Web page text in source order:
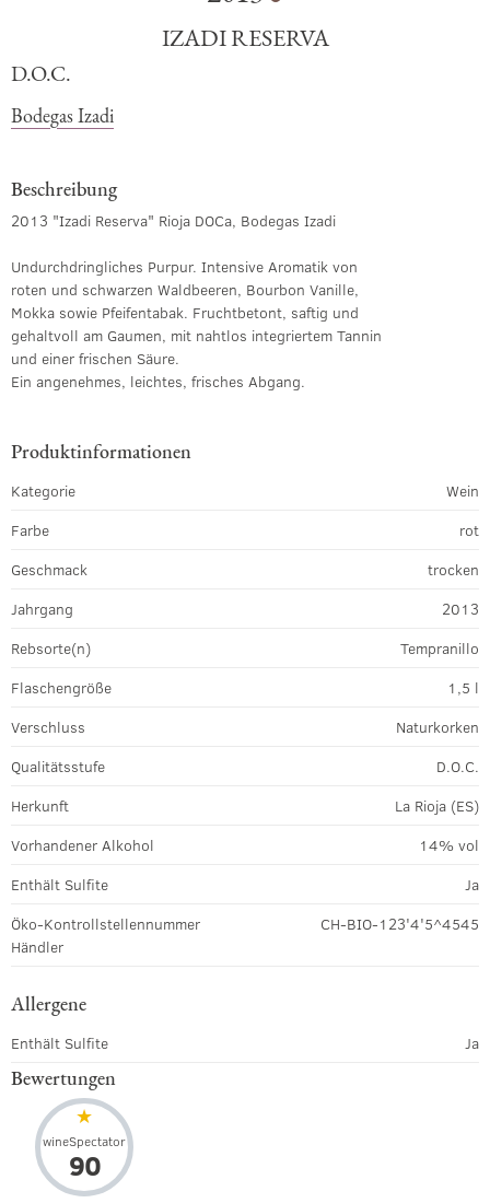
IZADI RESERVA
D.O.C.
Bodegas Izadi
Beschreibung
2013 "Izadi Reserva" Rioja DOCa, Bodegas Izadi
Undurchdringliches Purpur. Intensive Aromatik von
roten und schwarzen Waldbeeren, Bourbon Vanille,
Mokka sowie Pfeifentabak. Fruchtbetont, saftig und
gehaltvoll am Gaumen, mit nahtlos integriertem Tannin
und einer frischen Säure.
Ein angenehmes, leichtes, frisches Abgang.
Produktinformationen
Kategorie
Wein
Farbe
rot
Geschmack
trocken
Jahrgang
2013
Rebsorte(n)
Tempranillo
Flaschengröße
1,5 l
Verschluss
Naturkorken
Qualitätsstufe
D.O.C.
Herkunft
La Rioja (ES)
Vorhandener Alkohol
14% vol
Enthält Sulfite
Ja
Öko-Kontrollstellennummer
Händler
CH-BIO-123'4'5^4545
Allergene
Enthält Sulfite Ja
Bewertungen
wineSpectator
90